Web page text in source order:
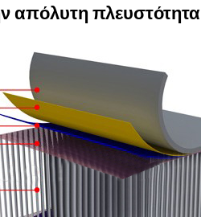
απόλυτη πλευστότητα